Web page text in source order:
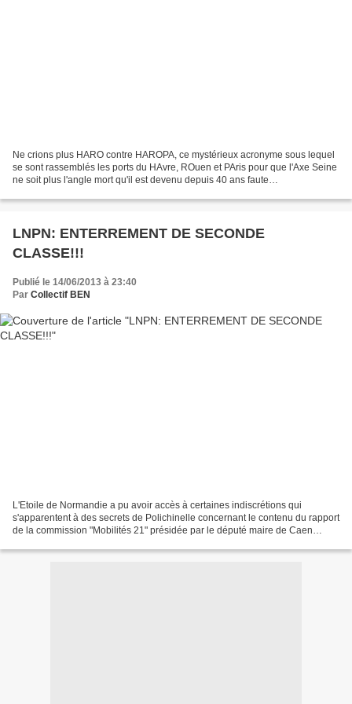
Ne crions plus HARO contre HAROPA, ce mystérieux acronyme sous lequel
se sont rassemblés les ports du HAvre, ROuen et PAris pour que l'Axe Seine
ne soit plus l'angle mort qu'il est devenu depuis 40 ans faute
LNPN: ENTERREMENT DE SECONDE
CLASSE!!!
Publié le 14/06/2013 à 23:40
Par Collectif BEN
L'Etoile de Normandie a pu avoir accès à certaines indiscrétions qui
s'apparentent à des secrets de Polichinelle concernant le contenu du rapport
de la commission "Mobilités 21" présidée par le député maire de Caen